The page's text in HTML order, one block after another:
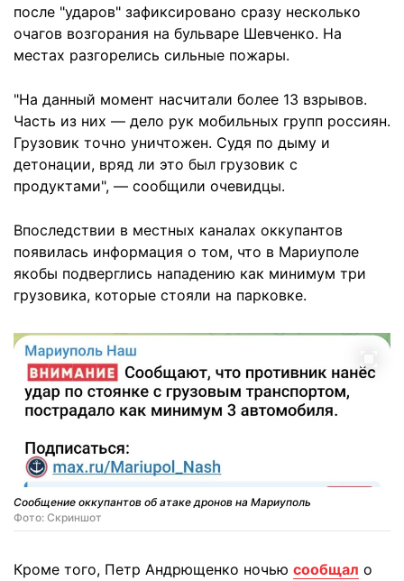
после "ударов" зафиксировано сразу несколько
очагов возгорания на бульваре Шевченко. На
местах разгорелись сильные пожары.
"На данный момент насчитали более 13 взрывов.
Часть из них — дело рук мобильных групп россиян.
Грузовик точно уничтожен. Судя по дыму и
детонации, вряд ли это был грузовик с
продуктами", — сообщили очевидцы.
Впоследствии в местных каналах оккупантов
появилась информация о том, что в Мариуполе
якобы подверглись нападению как минимум три
грузовика, которые стояли на парковке.
Сообщение оккупантов об атаке дронов на Мариуполь
Фото: Скриншот
Кроме того, Петр Андрющенко ночью сообщал о